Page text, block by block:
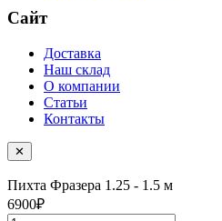
Сайт
Доставка
Наш склад
О компании
Статьи
Контакты
✕
Пихта Фразера 1.25 - 1.5 м
6900₽